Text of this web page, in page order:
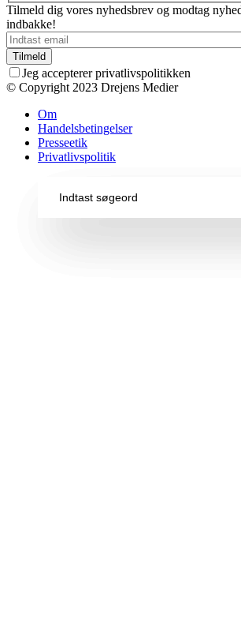
Tilmeld dig vores nyhedsbrev og modtag
indbakke!
Jeg accepterer privatlivspolitikken
© Copyright 2023 Drejens Medier
Om
Handelsbetingelser
Presseetik
Privatlivspolitik